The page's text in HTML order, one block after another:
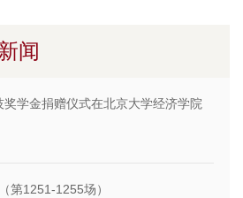
闻
奖学金捐赠仪式在北京大学经济学院
第1251-1255场）